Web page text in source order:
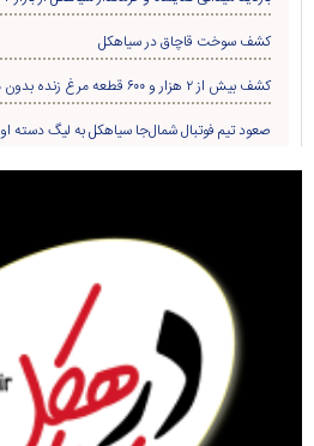
بازدید مسئولین از پروژه سدسازی روستای زردرود
عهد می‌بندیم از جنایتکاران انتقام بگیریم/ این
حتمی باید صورت بگیرد
دستگیری اعضای باند ۷ نفره حفاری غير مجاز درسیاهکل
انتخاب دهیار روستای لیش به عنوان یکی از
«ذهن مقاوم»؛ کتابی برای زیستن آگاهانه در
مرحوم ملک زاده یکی از قدیمی ترین معلم های